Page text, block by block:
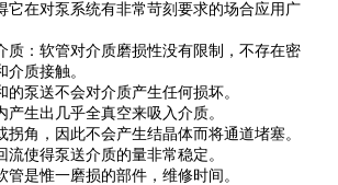
它在对泵系统有非常苛刻要求的场合应用广
质：软管对介质磨损性没有限制，不存在密
质接触。
泵送不会对介质产生任何损坏。
生出几乎全真空来吸入介质。
角，因此不会产生结晶体而将通道堵塞。
使得泵送介质的量非常稳定。
是惟一磨损的部件，维修时间。